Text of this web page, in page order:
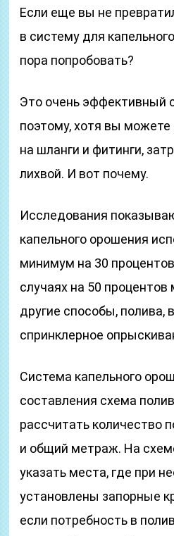
Если еще вы не
в систему для
пора попробовать?
Это очень эффективный
поэтому, хотя вы можете
на шланги и фитинги,
лихвой. И вот почему.
Исследования
капельного орошения
минимум на 30
случаях на 50
другие способы, полива,
спринклерное
Система капельного
составления схема
рассчитать количество
и общий метраж. На
указать места, где при
установлены запорные
если потребность в